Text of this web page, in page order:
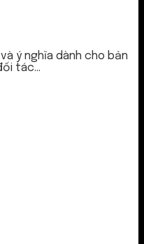
ý nghĩa dành cho bản
tác...